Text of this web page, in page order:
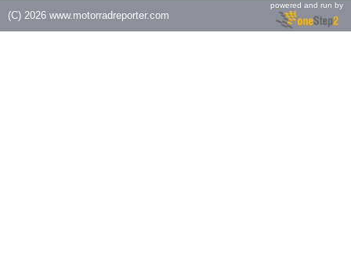
powered and run by
(C) 2026 www.motorradreporter.com